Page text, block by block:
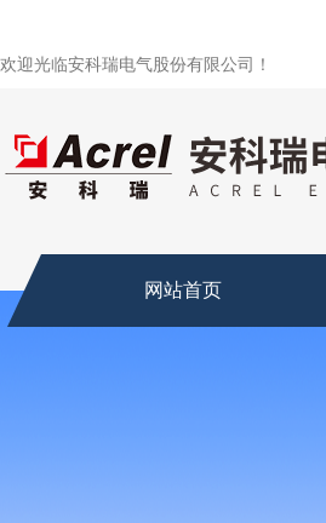
欢迎光临安科瑞电气股份有限公司！
网站首页